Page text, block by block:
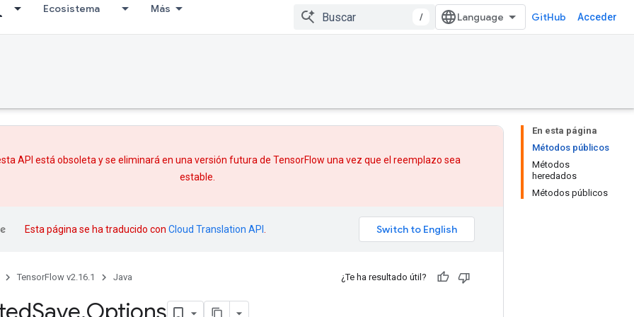
Ecosistema Más
/ GitHub Acceder
En esta página
Métodos públicos
Métodos
heredados
Métodos públicos
API está obsoleta y se eliminará en una versión futura de TensorFlow una vez que el reemplazo sea
estable.
Esta página se ha traducido con Cloud Translation API
TensorFlow v2.16.1 Java ¿Te ha resultado útil?
Save.Options